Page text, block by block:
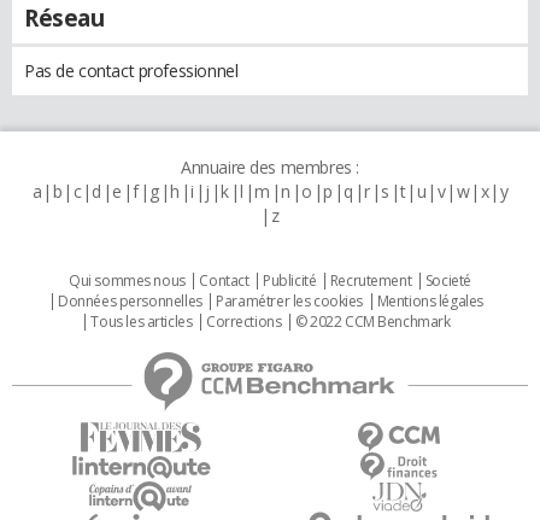
Réseau
Pas de contact professionnel
Annuaire des membres :
a b c d e f g h i j k l m n o p q r s t u v w x y
z
Qui sommes nous Contact Publicité Recrutement
Societé
Données personnelles
Paramétrer les cookies
Mentions légales
Tous les articles
Corrections © 2022 CCM Benchmark